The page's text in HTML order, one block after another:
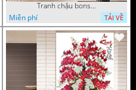
Tranh chậu bonsai cây quất sai trái bên xuân an khang nghệ thuật
Miễn phí
TẢI VỀ